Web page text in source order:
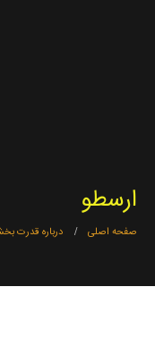
ارسطو
صفحه اصلی درباره قدرت